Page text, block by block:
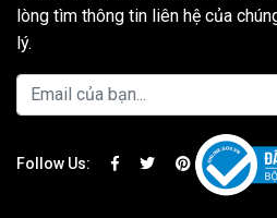
lòng tìm thông tin liên hệ của
lý.
Follow Us: